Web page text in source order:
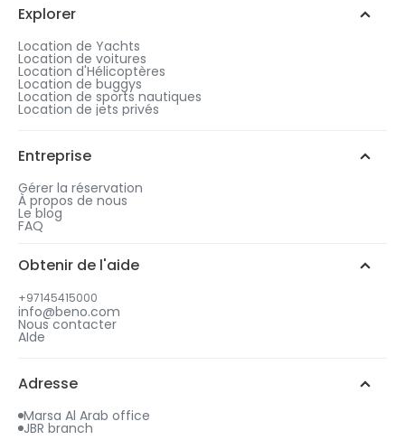
Ajoutez des jours
supplémentaires à votre
réservation pour être éligible à
Après le passage en caisse, choisissez une
durée de location correspondant au niveau
de cadeau de votre choix.
cadeau
Chat WhatsApp
Explorer
Location de Yachts
Location de voitures
Location d'Hélicoptères
Location de buggys
Location de sports nautiques
Location de jets privés
Entreprise
Gérer la réservation
À propos de nous
Le blog
FAQ
Obtenir de l'aide
+97145415000
info@beno.com
Nous contacter
AIde
Adresse
Marsa Al Arab office
JBR branch